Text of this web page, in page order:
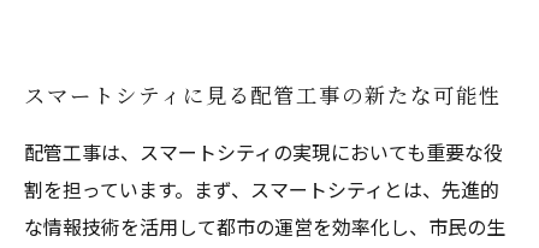
スマートシティに見る配管工事の新たな可能性
配管工事は、スマートシティの実現においても重要な役
割を担っています。まず、スマートシティとは、先進的
な情報技術を活用して都市の運営を効率化し、市民の生